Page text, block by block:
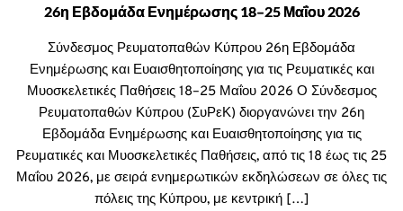
26η Εβδομάδα Ενημέρωσης 18–25 Μαΐου 2026
Σύνδεσμος Ρευματοπαθών Κύπρου 26η Εβδομάδα
Ενημέρωσης και Ευαισθητοποίησης για τις Ρευματικές και
Μυοσκελετικές Παθήσεις 18–25 Μαΐου 2026 Ο Σύνδεσμος
Ρευματοπαθών Κύπρου (ΣυΡεΚ) διοργανώνει την 26η
Εβδομάδα Ενημέρωσης και Ευαισθητοποίησης για τις
Ρευματικές και Μυοσκελετικές Παθήσεις, από τις 18 έως τις 25
Μαΐου 2026, με σειρά ενημερωτικών εκδηλώσεων σε όλες τις
πόλεις της Κύπρου, με κεντρική […]